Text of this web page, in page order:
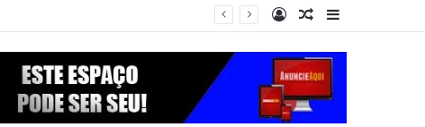
segunda-feira (10)
Barra
Artigo
Entrar